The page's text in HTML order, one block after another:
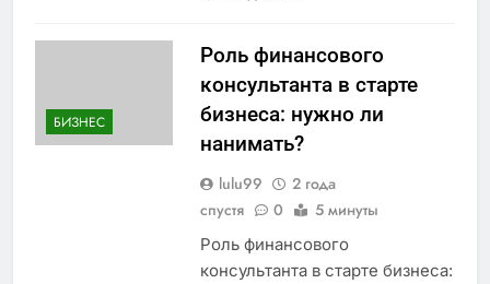
БИЗНЕС
Роль финансового
консультанта в старте
бизнеса: нужно ли
нанимать?
lulu99
2 года
спустя
0 5 минуты
Роль финансового
консультанта в старте бизнеса: